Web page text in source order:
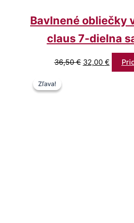
Bavlnené obliečky
claus 7-dielna
36,50€ 32,00 €
Zľava!
Zľava!